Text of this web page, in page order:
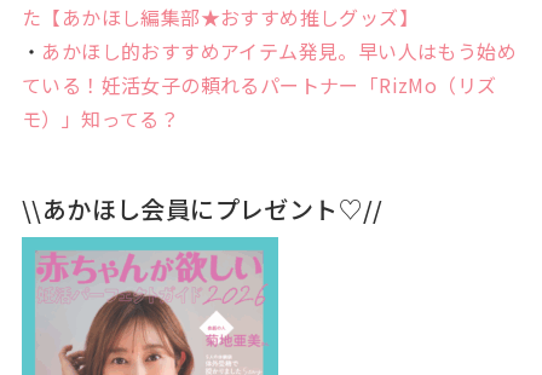
た【あかほし編集部★おすすめ推しグッズ】
・ あかほし的おすすめアイテム発見。早い人はもう始め
ている！妊活女子の頼れるパートナー「RizMo（リズ
モ）」知ってる？
\\あかほし会員にプレゼント♡//